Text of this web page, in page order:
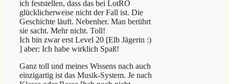
ich feststellen, dass das bei LotRO
glücklicherweise nicht der Fall ist. Die
Geschichte läuft. Nebenher. Man berührt
sie sacht. Mehr nicht. Toll!
Ich bin zwar erst Level 20 [Elb Jägerin :)
] aber: Ich habe wirklich Spaß!
Ganz toll und meines Wissens nach auch
einzigartig ist das Musik-System. Je nach